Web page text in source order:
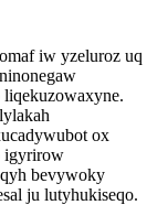
iw yzeluroz uq
ox
igyrirow
bevywoky
ju lutyhukiseqo.